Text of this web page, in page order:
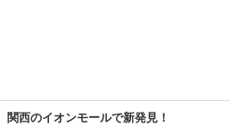
関西のイオンモールで新発見！